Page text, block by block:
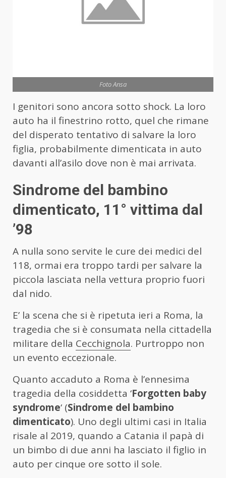
Foto Ansa
I genitori sono ancora sotto shock. La loro
auto ha il finestrino rotto, quel che rimane
del disperato tentativo di salvare la loro
figlia, probabilmente dimenticata in auto
davanti all’asilo dove non è mai arrivata.
Sindrome del bambino
dimenticato, 11° vittima dal
’98
A nulla sono servite le cure dei medici del
118, ormai era troppo tardi per salvare la
piccola lasciata nella vettura proprio fuori
dal nido.
E’ la scena che si è ripetuta ieri a Roma, la
tragedia che si è consumata nella cittadella
militare della Cecchignola. Purtroppo non
un evento eccezionale.
Quanto accaduto a Roma è l’ennesima
tragedia della cosiddetta ‘Forgotten baby
syndrome‘ (Sindrome del bambino
dimenticato). Uno degli ultimi casi in Italia
risale al 2019, quando a Catania il papà di
un bimbo di due anni ha lasciato il figlio in
auto per cinque ore sotto il sole.